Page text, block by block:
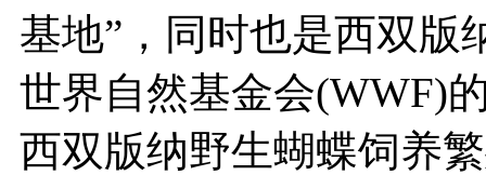
基地”，同时也是西双版
世界自然基金会(WWF)
西双版纳野生蝴蝶饲养